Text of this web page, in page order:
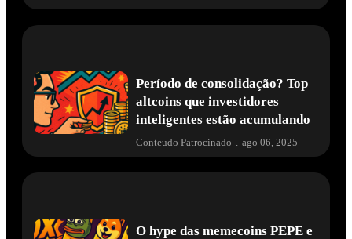
Período de consolidação? Top
altcoins que investidores
inteligentes estão acumulando
Conteudo Patrocinado . ago 06, 2025
O hype das memecoins PEPE e